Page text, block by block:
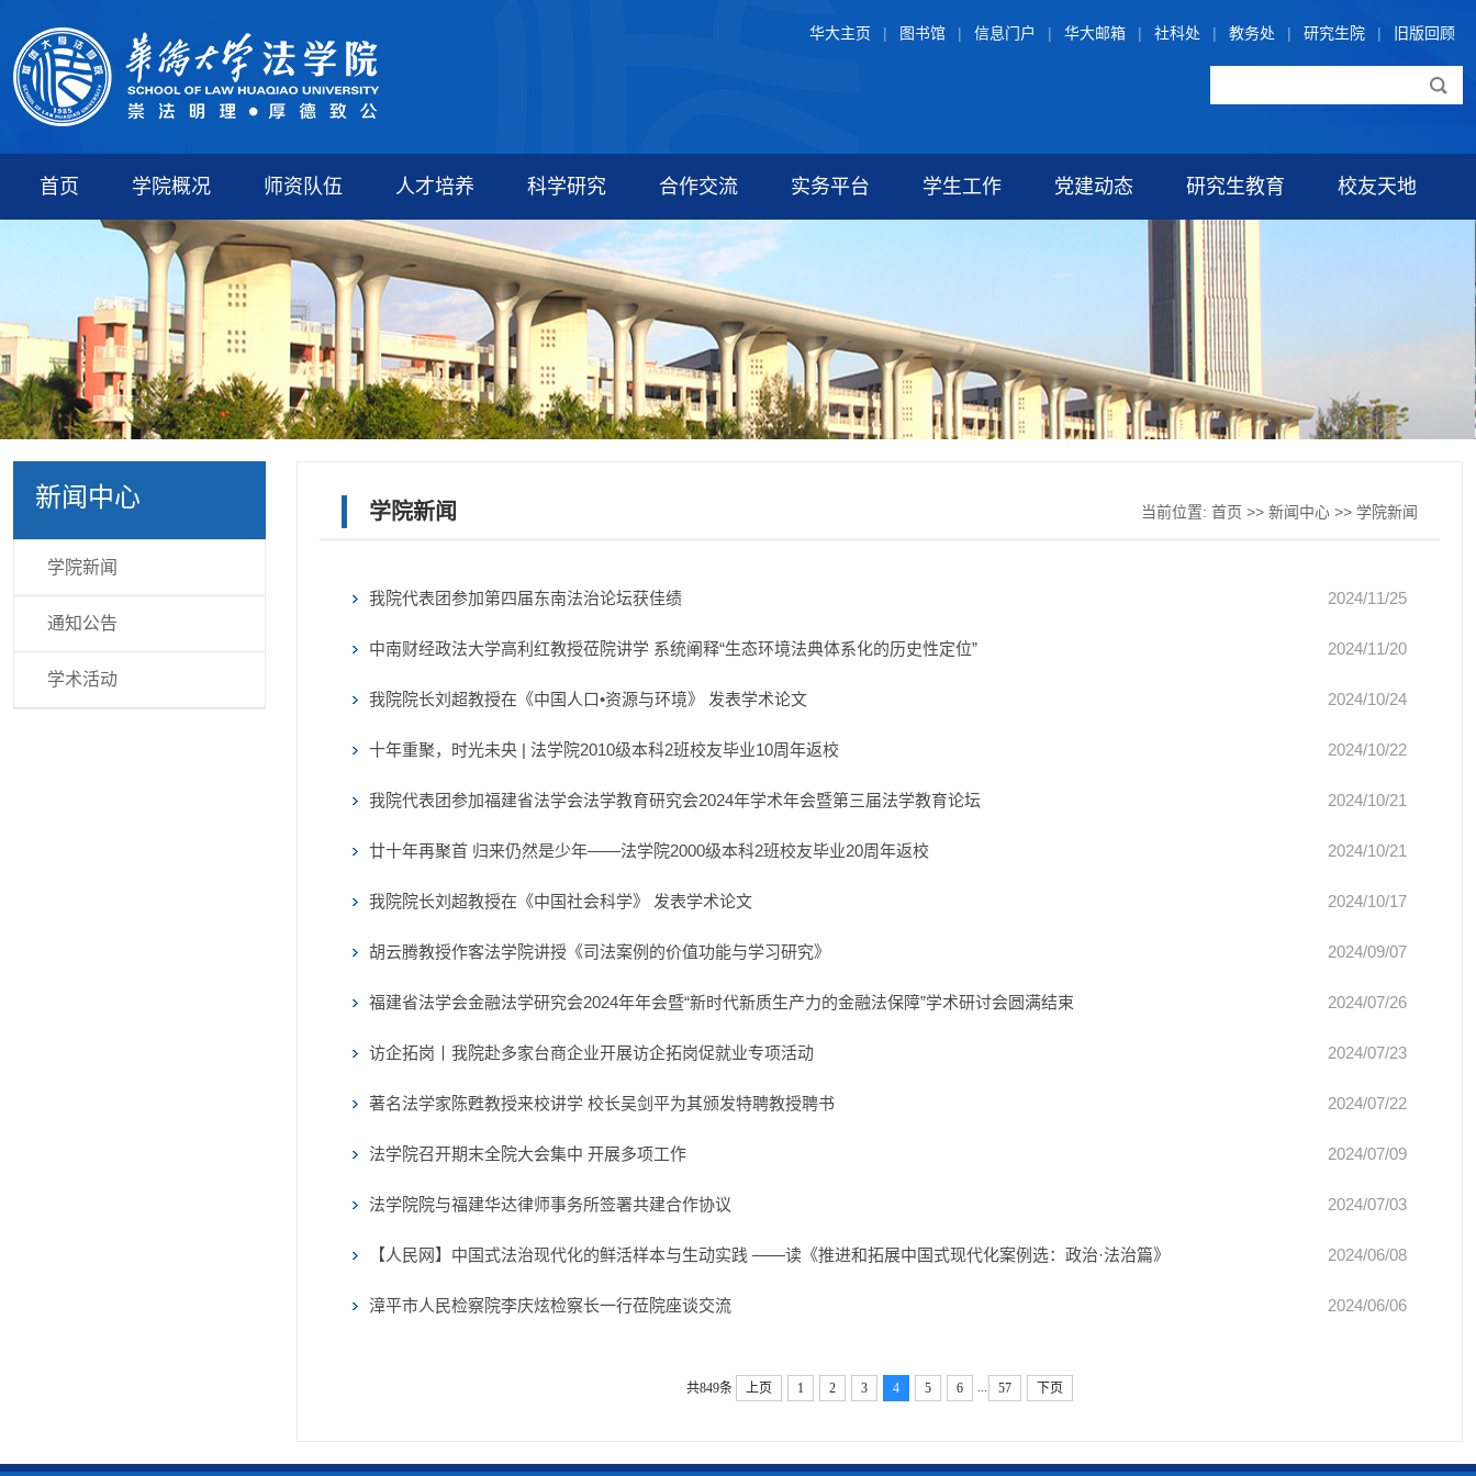
华大主页 | 图书馆 | 信息门户 | 华大邮箱 | 社科处 | 教务处 | 研究生院 | 旧版回顾
首页 学院概况 师资队伍 人才培养 科学研究 合作交流 实务平台 学生工作 党建动态 研究生教育 校友天地
新闻中心
学院新闻
通知公告
学术活动
学院新闻 当前位置: 首页 >> 新闻中心 >> 学院新闻
我院代表团参加第四届东南法治论坛获佳绩 2024/11/25
中南财经政法大学高利红教授莅院讲学 系统阐释“生态环境法典体系化的历史性定位” 2024/11/20
我院院长刘超教授在《中国人口•资源与环境》 发表学术论文 2024/10/24
十年重聚，时光未央 | 法学院2010级本科2班校友毕业10周年返校 2024/10/22
我院代表团参加福建省法学会法学教育研究会2024年学术年会暨第三届法学教育论坛 2024/10/21
廿十年再聚首 归来仍然是少年——法学院2000级本科2班校友毕业20周年返校 2024/10/21
我院院长刘超教授在《中国社会科学》 发表学术论文 2024/10/17
胡云腾教授作客法学院讲授《司法案例的价值功能与学习研究》 2024/09/07
福建省法学会金融法学研究会2024年年会暨“新时代新质生产力的金融法保障”学术研讨会圆满结束 2024/07/26
访企拓岗丨我院赴多家台商企业开展访企拓岗促就业专项活动 2024/07/23
著名法学家陈甦教授来校讲学 校长吴剑平为其颁发特聘教授聘书 2024/07/22
法学院召开期末全院大会集中 开展多项工作 2024/07/09
法学院院与福建华达律师事务所签署共建合作协议 2024/07/03
【人民网】中国式法治现代化的鲜活样本与生动实践 ——读《推进和拓展中国式现代化案例选：政治·法治篇》 2024/06/08
漳平市人民检察院李庆炫检察长一行莅院座谈交流 2024/06/06
共849条 上页 1 2 3 4 5 6 57 下页